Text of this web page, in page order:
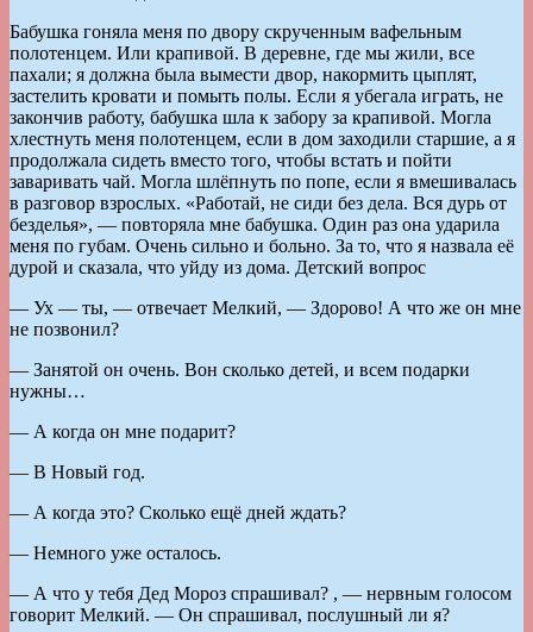
Бабушка гоняла меня по двору скрученным вафельным
полотенцем. Или крапивой. В деревне, где мы жили, все
пахали; я должна была вымести двор, накормить цыплят,
застелить кровати и помыть полы. Если я убегала играть, не
закончив работу, бабушка шла к забору за крапивой. Могла
хлестнуть меня полотенцем, если в дом заходили старшие, а я
продолжала сидеть вместо того, чтобы встать и пойти
заваривать чай. Могла шлёпнуть по попе, если я вмешивалась
в разговор взрослых. «Работай, не сиди без дела. Вся дурь от
безделья», — повторяла мне бабушка. Один раз она ударила
меня по губам. Очень сильно и больно. За то, что я назвала её
дурой и сказала, что уйду из дома. Детский вопрос
— Ух — ты, — отвечает Мелкий, — Здорово! А что же он мне
не позвонил?
— Занятой он очень. Вон сколько детей, и всем подарки
нужны…
— А когда он мне подарит?
— В Новый год.
— А когда это? Сколько ещё дней ждать?
— Немного уже осталось.
— А что у тебя Дед Мороз спрашивал? , — нервным голосом
говорит Мелкий. — Он спрашивал, послушный ли я?